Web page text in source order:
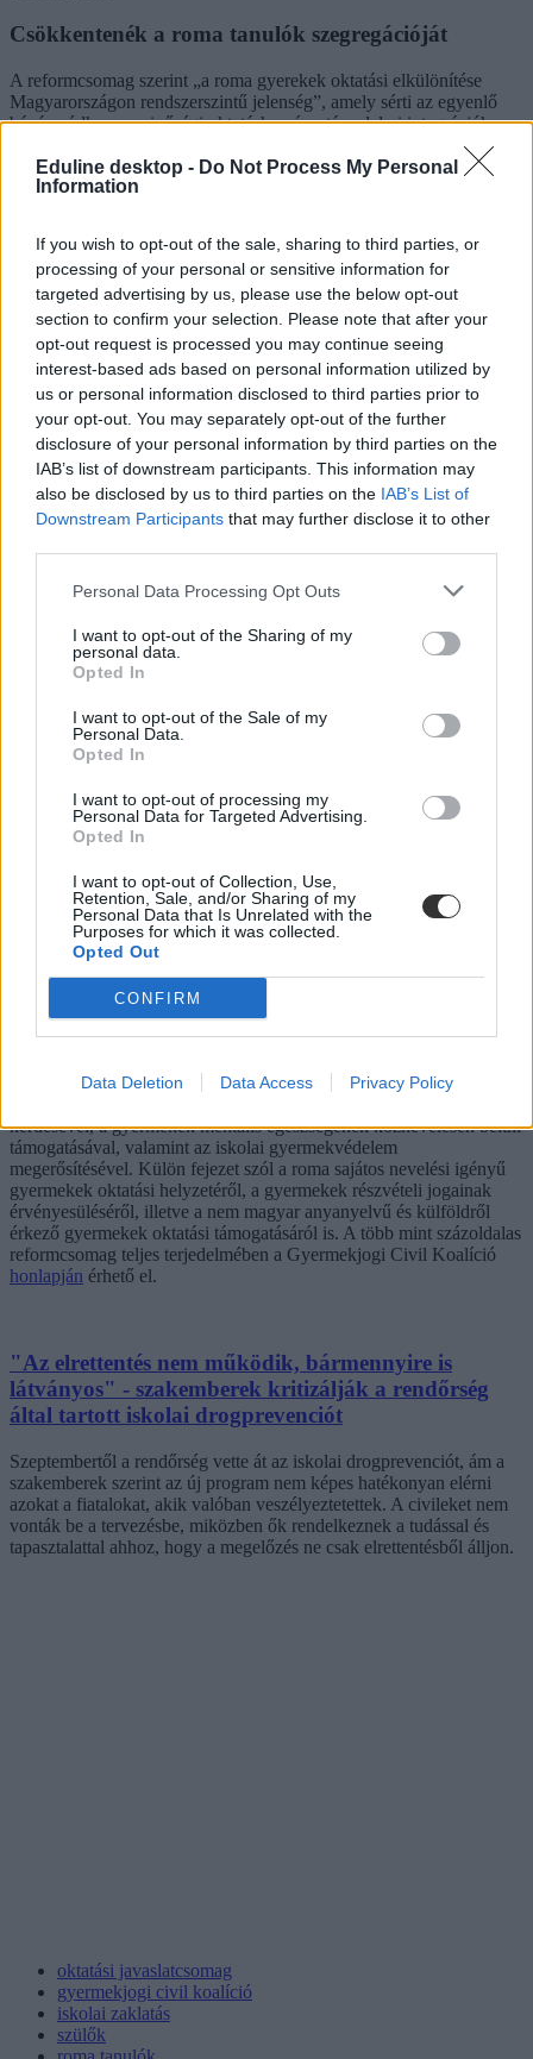
Eduline desktop - Do Not Process My Personal
Information
If you wish to opt-out of the sale, sharing to third parties, or
processing of your personal or sensitive information for
targeted advertising by us, please use the below opt-out
section to confirm your selection. Please note that after your
opt-out request is processed you may continue seeing
interest-based ads based on personal information utilized by
us or personal information disclosed to third parties prior to
your opt-out. You may separately opt-out of the further
disclosure of your personal information by third parties on the
IAB’s list of downstream participants. This information may
also be disclosed by us to third parties on the IAB’s List of
Downstream Participants that may further disclose it to other
Personal Data Processing Opt Outs
I want to opt-out of the Sharing of my
personal data.
Opted In
I want to opt-out of the Sale of my
Personal Data.
Opted In
I want to opt-out of processing my
Personal Data for Targeted Advertising.
Opted In
I want to opt-out of Collection, Use,
Retention, Sale, and/or Sharing of my
Personal Data that Is Unrelated with the
Purposes for which it was collected.
Opted Out
CONFIRM
Data Deletion Data Access Privacy Policy
Csökkentenék a roma tanulók szegregációját
A reformcsomag szerint „a roma gyerekek oktatási elkülönítése
Magyarországon rendszerszintű jelenség”, amely sérti az egyenlő
bánásmódhoz, a minőségi oktatáshoz és a társadalmi integrációhoz
a roma gyerekek szegregációjának megszüntetése nem
kötelezettség.
Ehhez olyan szabályozásra van szükség, amely nem csupán tiltja,
hanem aktívan megelőzi és felszámolja az elkülönítést, és az
integrált oktatást a köznevelési rendszer alapértelmezett működésévé
teszi. A javaslatok között szerepel a szegregáció mérésére alkalmas
monitoringrendszer létrehozása, kötelező deszegregációs tervek
kidolgozása, valamint a kontrollált iskolaválasztás bevezetése annak
érdekében, hogy ne alakulhassanak ki újabb szegregált iskolák. A
koalíció emellett államilag koordinált iskolabusz-hálózatot, célzott
pedagógusképzéseket és szigorúbb szabályokat javasol az egyházi
és más nem állami fenntartású intézmények számára is.
Az LMBTQI diákok és a gyermekek mentális
egészsége is előkerül
Az oktatási fejezet foglalkozik az LMBTQI gyermekek helyzetével
biztosítaniuk, ahol minden gyermek (szexuális irányultságára, nemi
identitására vagy nemi önkifejezésére tekintet nélkül) biztonságban
érezheti magát”.
A szervezet szerint ugyanakkor
az LMBTQI gyermekeket érő megbélyegzés,
láthatatlanná tétel és zaklatás ugyanakkor súlyosan
érinti mentális egészségüket, biztonságérzetüket és
oktatási esélyeiket.
A 2021-ben elfogadott szabályozás és az
miatt ezek a témák szinte teljesen kiszorultak az iskolákból. Az
szervezet szerint az érintett diákok „sok esetben támogatás és hiteles
információ nélkül maradnak, miközben az iskolai zaklatásnak,
kirekesztésnek és mentális terheknek fokozottan vannak kitéve”. A
koalíció ezért azt javasolja, hogy az iskolai zaklatás megelőzésével
és kezelésével kapcsolatos ismeretek kötelező elemként jelenjenek
meg a pedagógusképzésben és a továbbképzésekben is.
javaslatcsomag foglalkozik a gyermekközpontú oktatási rendszer
kérdésével, a gyermekek mentális egészségének köznevelésen belüli
támogatásával, valamint az iskolai gyermekvédelem
megerősítésével. Külön fejezet szól a roma sajátos nevelési igényű
gyermekek oktatási helyzetéről, a gyermekek részvételi jogainak
érvényesüléséről, illetve a nem magyar anyanyelvű és külföldről
érkező gyermekek oktatási támogatásáról is. A több mint százoldalas
reformcsomag teljes terjedelmében a Gyermekjogi Civil Koalíció
honlapján érhető el.
"Az elrettentés nem működik, bármennyire is
látványos" - szakemberek kritizálják a rendőrség
által tartott iskolai drogprevenciót
Szeptembertől a rendőrség vette át az iskolai drogprevenciót, ám a
szakemberek szerint az új program nem képes hatékonyan elérni
azokat a fiatalokat, akik valóban veszélyeztetettek. A civileket nem
vonták be a tervezésbe, miközben ők rendelkeznek a tudással és
tapasztalattal ahhoz, hogy a megelőzés ne csak elrettentésből álljon.
oktatási javaslatcsomag
gyermekjogi civil koalíció
iskolai zaklatás
szülők